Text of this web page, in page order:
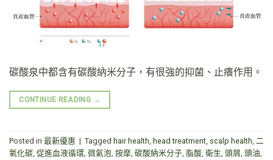
碳酸泉中都含有碳酸納米分子，有很強的抑菌、止癢作用。
CONTINUE READING →
Posted in 最新優惠 | Tagged hair health, head treatment, scalp health, 二
氧化碳, 促進血液循環, 微氣泡, 按摩, 碳酸納米分子, 脂酸, 衛生, 頭屑, 頭油,